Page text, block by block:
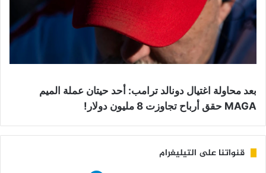
بعد محاولة اغتيال دونالد ترامب: أحد حيتان عملة الميم
MAGA حقق أرباح تجاوزت 8 مليون دولار!
قنواتنا على التيليغرام